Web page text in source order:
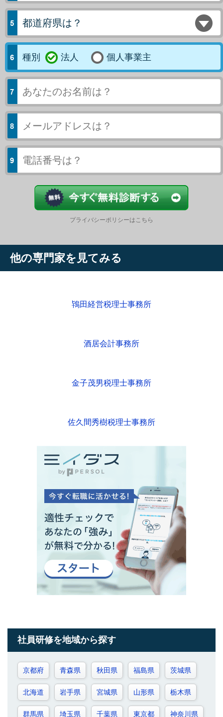
都道府県は？
種別 法人 個人事業主
プライバシーポリシーはこちら
他の専門家を見てみる
鴇田経営税理士事務所
酒居会計事務所
金子茂男税理士事務所
佐久間秀樹税理士事務所
社員研修を地域から探す
京都府 青森県 秋田県 福島県 茨城県
北海道 岩手県 宮城県 山形県 栃木県
群馬県 埼玉県 千葉県 東京都 神奈川県